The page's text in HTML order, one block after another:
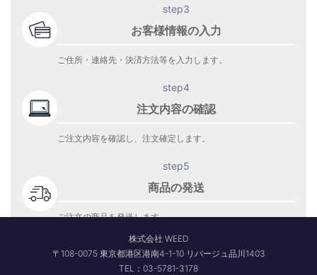
step3
お客様情報の入力
ご住所・連絡先・決済方法等を入力します。
step4
注文内容の確認
ご注文内容を確認し、注文確定します。
step5
商品の発送
ご注文の商品を発送します。
株式会社 WEED
〒108-0075 東京都港区港南4-1-10 リバージュ品川1403
TEL：03-5781-3178